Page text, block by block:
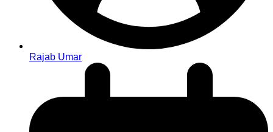
Rajab Umar